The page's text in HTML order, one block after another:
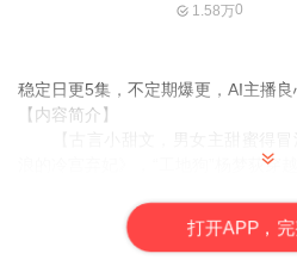
1.58万0
稳定日更5集，不定期爆更，AI主播
【内容简介】
浪的冷宫弃妃》，“工地狗”杨梦荻穿
皇妃落井下石也就罢了，皇帝动不
酒，后是三尺白绫，救命呀！臣
打开APP，